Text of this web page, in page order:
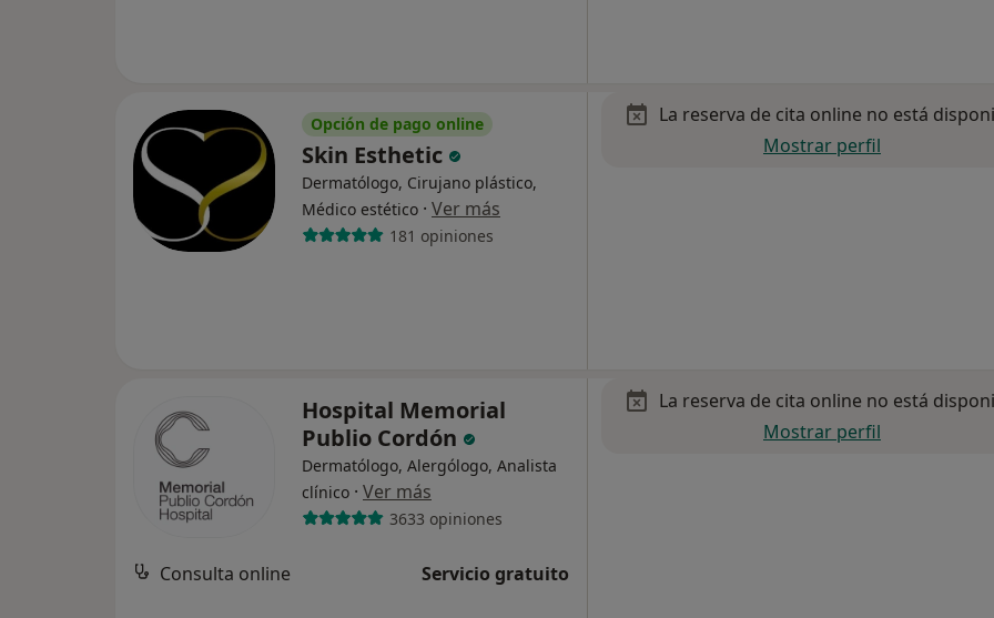
Opción de pago online
Skin Esthetic
Dermatólogo, Cirujano plástico,
Médico estético · Ver más
181 opiniones
La reserva de cita online no está
Mostrar perfil
Hospital Memorial
Publio Cordón
Dermatólogo, Alergólogo, Analista
clínico · Ver más
3633 opiniones
Consulta online Servicio gratuito
La reserva de cita online no está
Mostrar perfil